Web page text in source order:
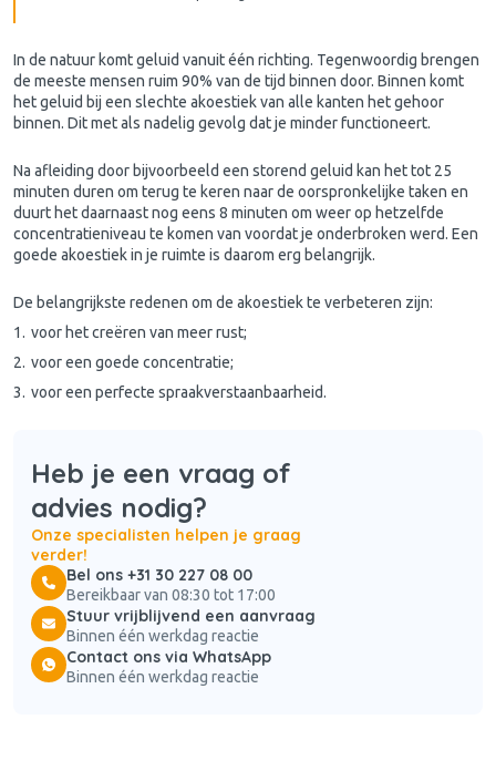
In de natuur komt geluid vanuit één richting. Tegenwoordig brengen
de meeste mensen ruim 90% van de tijd binnen door. Binnen komt
het geluid bij een slechte akoestiek van alle kanten het gehoor
binnen. Dit met als nadelig gevolg dat je minder functioneert.
Na afleiding door bijvoorbeeld een storend geluid kan het tot 25
minuten duren om terug te keren naar de oorspronkelijke taken en
duurt het daarnaast nog eens 8 minuten om weer op hetzelfde
concentratieniveau te komen van voordat je onderbroken werd. Een
goede akoestiek in je ruimte is daarom erg belangrijk.
De belangrijkste redenen om de akoestiek te verbeteren zijn:
voor het creëren van meer rust;
voor een goede concentratie;
voor een perfecte spraakverstaanbaarheid.
Heb je een vraag of
advies nodig?
Onze specialisten helpen je graag
verder!
Bel ons +31 30 227 08 00
Bereikbaar van 08:30 tot 17:00
Stuur vrijblijvend een aanvraag
Binnen één werkdag reactie
Contact ons via WhatsApp
Binnen één werkdag reactie